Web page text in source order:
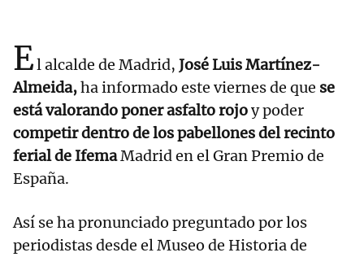
El alcalde de Madrid, José Luis Martínez-
Almeida,ha informado este viernes de que se
está valorando poner asfalto rojoy poder
competir dentro de los pabellones del recinto
ferial de IfemaMadrid en el Gran Premio de
España.
Así se ha pronunciado preguntado por los
periodistas desde el Museo de Historia de